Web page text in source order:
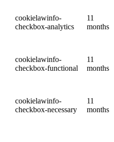
cookielawinfo-
checkbox-analytics
11
months
cookielawinfo-
checkbox-functional
11
months
cookielawinfo-
checkbox-necessary
11
months